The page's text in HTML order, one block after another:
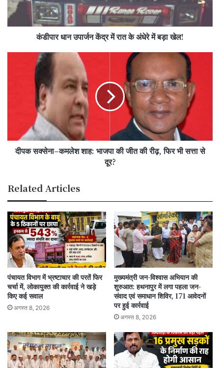
के
अंधेरे
में
कंडीपार धान उपार्जन केंद्र में रात के अंधेरे में बड़ा खेल!
रीढ़,
फिर
दूर?
दीपक सक्सेना–कमलेश शाह: भाजपा की जीत की रीढ़, फिर भी सत्ता से
दूर?
Related Articles
पंचायत विभाग में भ्रष्टाचार की परतें फिर
चर्चा में, लोकायुक्त की कार्रवाई ने खड़े
किए कई सवाल
अगस्त 8, 2026
मुख्यमंत्री जन-विश्वास अभियान की
शुरुआत: हथनापुर में लगा पहला जन-
संवाद एवं समाधान शिविर, 171 आवेदनों
पर हुई कार्रवाई
अगस्त 8, 2026